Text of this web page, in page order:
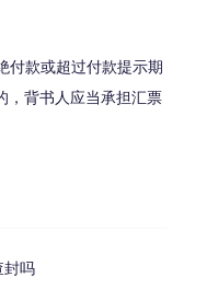
付款或超过付款提示期
，背书人应当承担汇票
封吗